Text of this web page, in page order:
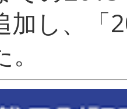
加し、「
し